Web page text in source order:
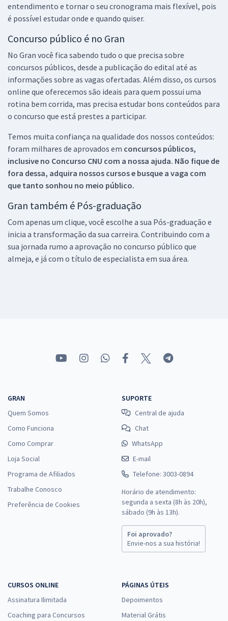
entendimento e tornar o seu cronograma mais flexível, pois
é possível estudar onde e quando quiser.
Concurso público é no Gran
No Gran você fica sabendo tudo o que precisa sobre
concursos públicos, desde a publicação do edital até as
informações sobre as vagas ofertadas. Além disso, os cursos
online que oferecemos são ideais para quem possui uma
rotina bem corrida, mas precisa estudar bons conteúdos para
o concurso que está prestes a participar.
Temos muita confiança na qualidade dos nossos conteúdos:
foram milhares de aprovados em concursos públicos,
inclusive no Concurso CNU com a nossa ajuda. Não fique de
fora dessa, adquira nossos cursos e busque a vaga com
que tanto sonhou no meio público.
Gran também é Pós-graduação
Com apenas um clique, você escolhe a sua Pós-graduação e
inicia a transformação da sua carreira. Contribuindo com a
sua jornada rumo a aprovação no concurso público que
almeja, e já com o título de especialista em sua área.
GRAN
Quem Somos
Como Funciona
Como Comprar
Loja Social
Programa de Afiliados
Trabalhe Conosco
Preferência de Cookies
SUPORTE
Central de ajuda
Chat
WhatsApp
E-mail
Telefone: 3003-0894
Horário de atendimento:
segunda a sexta (8h às 20h),
sábado (9h às 13h).
Foi aprovado?
Envie-nos a sua história!
CURSOS ONLINE
Assinatura Ilimitada
Coaching para Concursos
PÁGINAS ÚTEIS
Depoimentos
Material Grátis